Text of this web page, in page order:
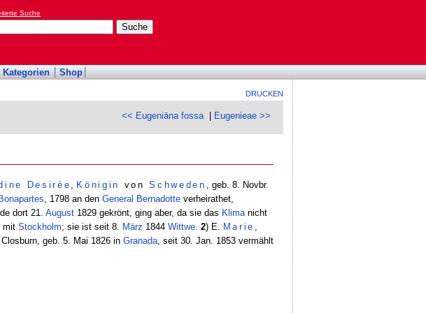
Suche
Kategorien Shop
DRUCKEN
<< Eugeniāna fossa| Eugenieae >>
Desirée Königin vonSchweden
, geb. 8. Novbr.
Bonapartes , 1798 an den General Bernadotteverheirathet,
dort 21. August1829 gekrönt, ging aber, da sie das Klimanicht
mit Stockholm; sie ist seit 8. März 1844 Wittwe. 2) E. Marie
geb. 5. Mai 1826 in Granada, seit 30. Jan. 1853 vermählt